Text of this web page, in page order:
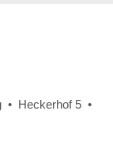
• Heckerhof 5 •